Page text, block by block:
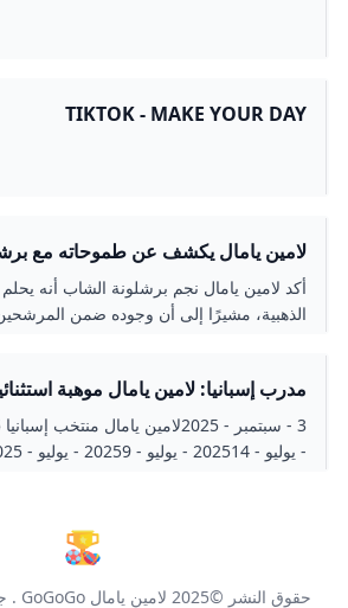
TIKTOK - MAKE YOUR DAY
لامين يامال يكشف عن طموحاته مع
الإسباني
أكد لامين يامال نجم برشلونة الشاب أنه يحلم
الذهبية، مشيرًا إلى أن وجوده ضمن المرشحين
مدرب إسبانيا: لامين يامال موهبة
المونديال سابق لأوانه
- يوليو - 202514 - يوليو - 20259 - يوليو - 2025
حقوق النشر ©2025 لامين يامال GoGoGo .